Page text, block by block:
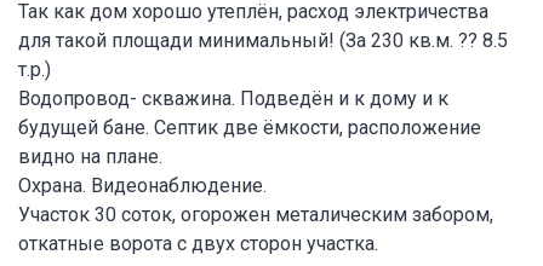
Так как дом хорошо утеплён, расход электричества
для такой площади минимальный! (За 230 кв.м. ?? 8.5
т.р.)
Водопровод- скважина. Подведён и к дому и к
будущей бане. Септик две ёмкости, расположение
видно на плане.
Охрана. Видеонаблюдение.
Участок 30 соток, огорожен металическим забором,
откатные ворота с двух сторон участка.